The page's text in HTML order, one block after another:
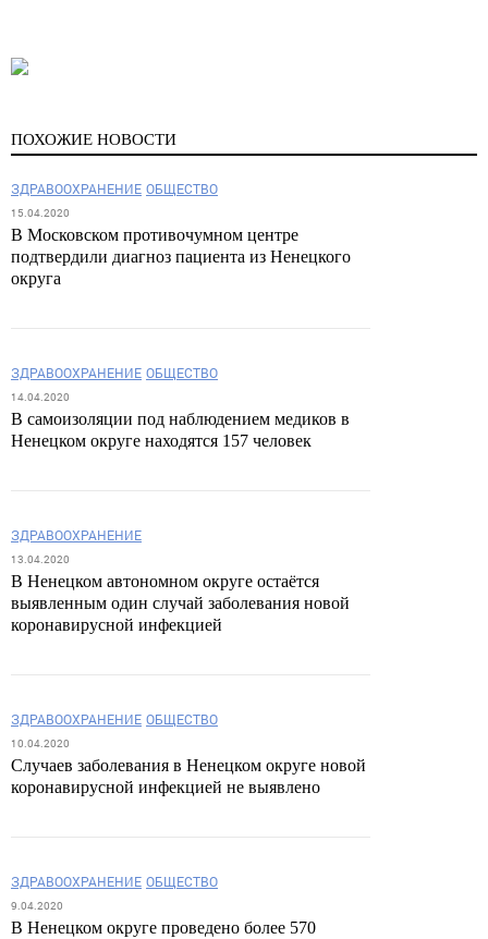
ПОХОЖИЕ НОВОСТИ
ЗДРАВООХРАНЕНИЕ ОБЩЕСТВО
15.04.2020
В Московском противочумном центре
подтвердили диагноз пациента из Ненецкого
округа
ЗДРАВООХРАНЕНИЕ ОБЩЕСТВО
14.04.2020
В самоизоляции под наблюдением медиков в
Ненецком округе находятся 157 человек
ЗДРАВООХРАНЕНИЕ
13.04.2020
В Ненецком автономном округе остаётся
выявленным один случай заболевания новой
коронавирусной инфекцией
ЗДРАВООХРАНЕНИЕ ОБЩЕСТВО
10.04.2020
Случаев заболевания в Ненецком округе новой
коронавирусной инфекцией не выявлено
ЗДРАВООХРАНЕНИЕ ОБЩЕСТВО
9.04.2020
В Ненецком округе проведено более 570